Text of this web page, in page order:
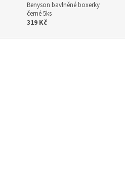
Benyson bavlněné boxerky
černé 5ks
319 Kč